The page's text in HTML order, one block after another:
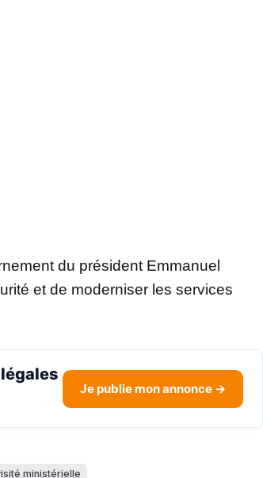
du président Emmanuel
et de moderniser les services
Je publie mon annonce →
ministérielle